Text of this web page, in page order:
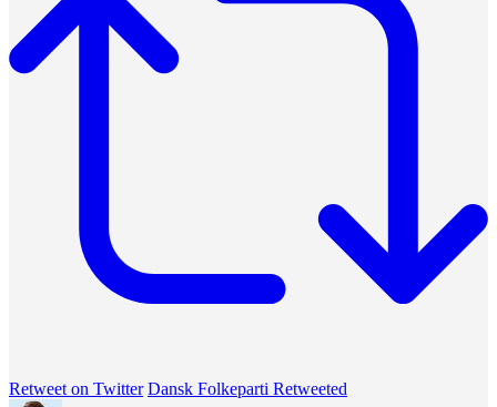
Retweet on Twitter Dansk Folkeparti Retweeted